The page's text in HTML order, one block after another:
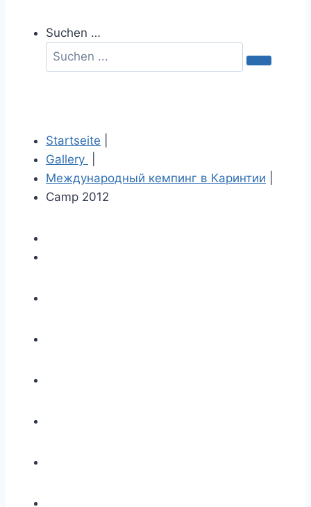
Suchen …
Startseite
Gallery
Международный кемпинг в Каринтии
Camp 2012